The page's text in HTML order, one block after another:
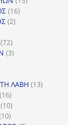
1616
22
7272
προϊόντα
33
ΛΑΒΗ 1313
1616
προϊόντα
1010
προϊόντα
1010